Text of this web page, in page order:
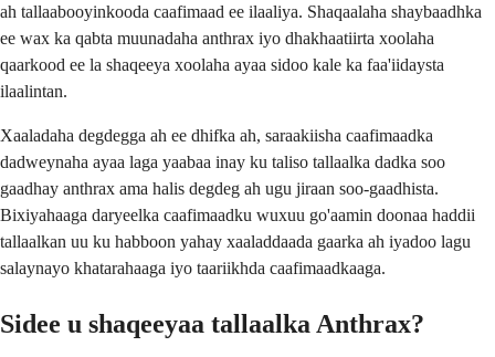
ah tallaabooyinkooda caafimaad ee ilaaliya. Shaqaalaha shaybaadhka
ee wax ka qabta muunadaha anthrax iyo dhakhaatiirta xoolaha
qaarkood ee la shaqeeya xoolaha ayaa sidoo kale ka faa'iidaysta
ilaalintan.
Xaaladaha degdegga ah ee dhifka ah, saraakiisha caafimaadka
dadweynaha ayaa laga yaabaa inay ku taliso tallaalka dadka soo
gaadhay anthrax ama halis degdeg ah ugu jiraan soo-gaadhista.
Bixiyahaaga daryeelka caafimaadku wuxuu go'aamin doonaa haddii
tallaalkan uu ku habboon yahay xaaladdaada gaarka ah iyadoo lagu
salaynayo khatarahaaga iyo taariikhda caafimaadkaaga.
Sidee u shaqeeyaa tallaalka Anthrax?